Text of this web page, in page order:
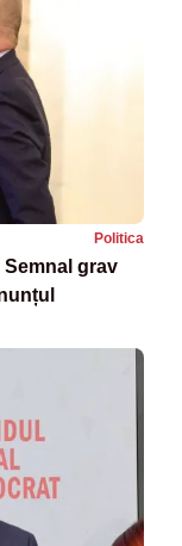
Politica
Semnal grav